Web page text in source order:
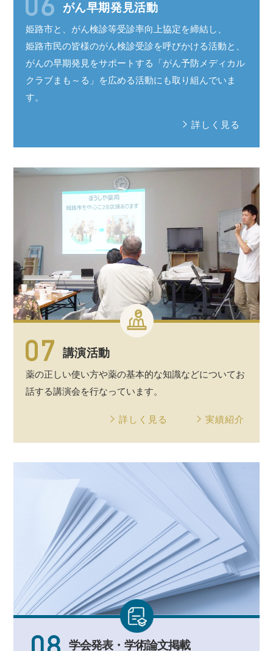
がん早期発見活動
姫路市と、がん検診等受診率向上協定を締結し、
姫路市民の皆様のがん検診受診を呼びかける活動と、
がんの早期発見をサポートする 「がん予防 メディカル
クラブまも～る 」を広める活動にも取り組んでいま
す。
詳しく見る
講演活動
薬の正しい使い方や薬の基本的な知識などについてお
話する講演会を行なっています。
詳しく見る 実績紹介
学会発表・ 学術論文掲載